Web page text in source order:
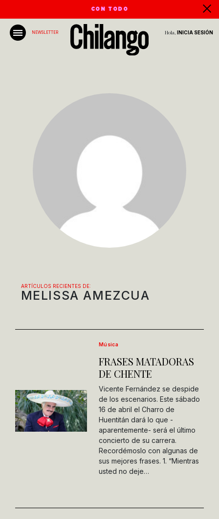
CON TODO
NEWSLETTER Hola, INICIA SESIÓN
ARTÍCULOS RECIENTES DE:
MELISSA AMEZCUA
Música
FRASES MATADORAS
DE CHENTE
Vicente Fernández se despide
de los escenarios. Este sábado
16 de abril el Charro de
Huentitán dará lo que -
aparentemente- será el último
concierto de su carrera.
Recordémoslo con algunas de
sus mejores frases. 1. “Mientras
usted no deje…